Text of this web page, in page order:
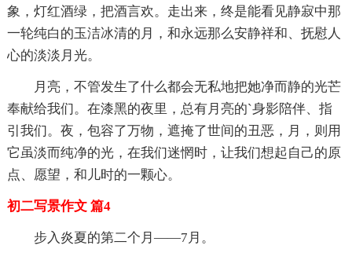
象，灯红酒绿，把酒言欢。走出来，终是能看见静寂中那
一轮纯白的玉洁冰清的月，和永远那么安静祥和、抚慰人
心的淡淡月光。
月亮，不管发生了什么都会无私地把她净而静的光芒
奉献给我们。在漆黑的夜里，总有月亮的`身影陪伴、指
引我们。夜，包容了万物，遮掩了世间的丑恶，月，则用
它虽淡而纯净的光，在我们迷惘时，让我们想起自己的原
点、愿望，和儿时的一颗心。
初二写景作文 篇4
步入炎夏的第二个月——7月。